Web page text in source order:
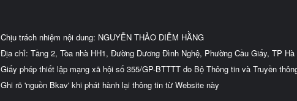
Chịu trách nhiệm nội dung: NGUYỄN THẢO DIỄM HẰNG
Địa chỉ: Tầng 2, Tòa nhà HH1, Đường Dương Đình Nghệ, Phường Cầu Giấy, TP Hà
Giấy phép thiết lập mạng xã hội số 355/GP-BTTTT do Bộ Thông tin và Truyền
Ghi rõ 'nguồn Bkav' khi phát hành lại thông tin từ Website này